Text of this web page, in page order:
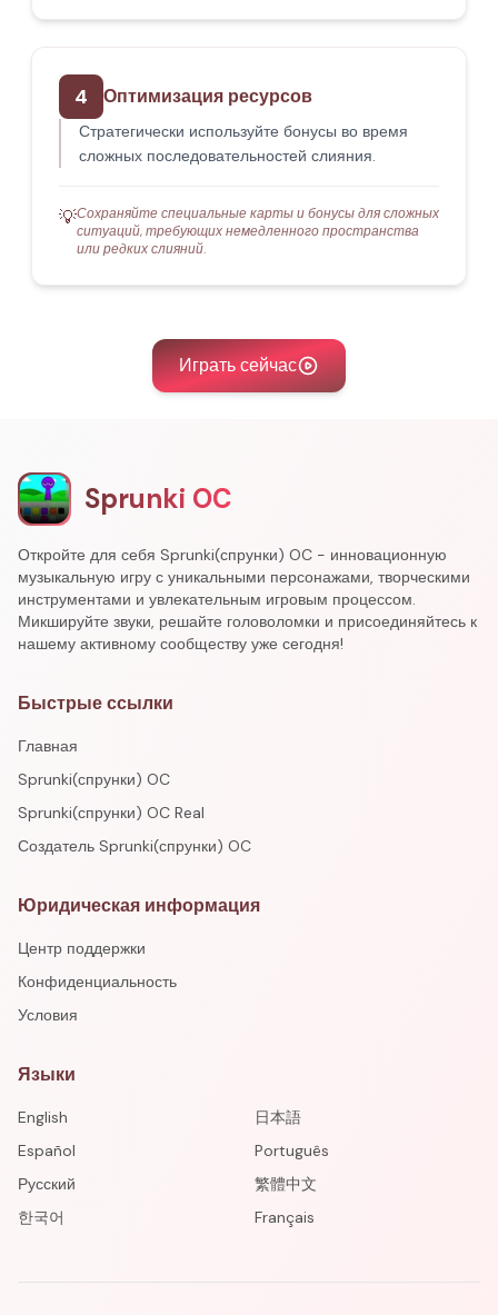
4 Оптимизация ресурсов
Стратегически используйте бонусы во время
сложных последовательностей слияния.
💡Сохраняйте специальные карты и бонусы для сложных
ситуаций, требующих немедленного пространства
или редких слияний.
Играть сейчас
Sprunki OC
Откройте для себя Sprunki(спрунки) OC - инновационную
музыкальную игру с уникальными персонажами, творческими
инструментами и увлекательным игровым процессом.
Микшируйте звуки, решайте головоломки и присоединяйтесь к
нашему активному сообществу уже сегодня!
Быстрые ссылки
Главная
Sprunki(спрунки) OC
Sprunki(спрунки) OC Real
Создатель Sprunki(спрунки) OC
Юридическая информация
Центр поддержки
Конфиденциальность
Условия
Языки
English
日本語
Español
Português
Русский
繁體中文
한국어
Français